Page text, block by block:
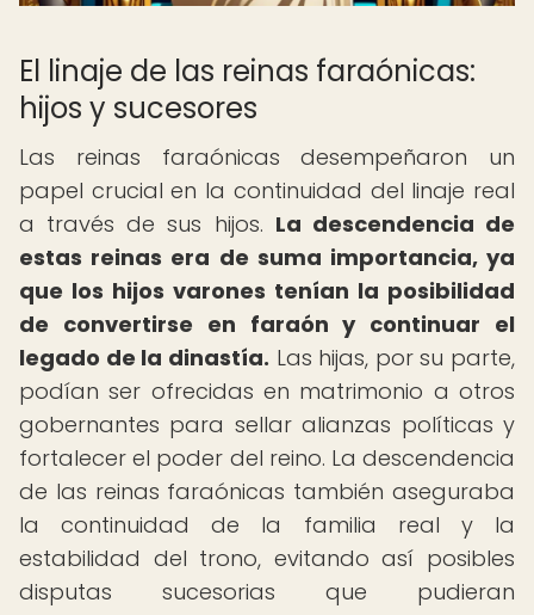
El linaje de las reinas faraónicas:
hijos y sucesores
Las reinas faraónicas desempeñaron un
papel crucial en la continuidad del linaje real
a través de sus hijos. La descendencia de
estas reinas era de suma importancia, ya
que los hijos varones tenían la posibilidad
de convertirse en faraón y continuar el
legado de la dinastía. Las hijas, por su parte,
podían ser ofrecidas en matrimonio a otros
gobernantes para sellar alianzas políticas y
fortalecer el poder del reino. La descendencia
de las reinas faraónicas también aseguraba
la continuidad de la familia real y la
estabilidad del trono, evitando así posibles
disputas sucesorias que pudieran